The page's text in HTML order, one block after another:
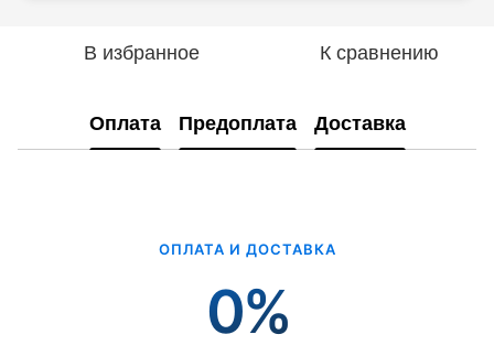
В избранное К сравнению
Оплата Предоплата Доставка
ОПЛАТА И ДОСТАВКА
0%